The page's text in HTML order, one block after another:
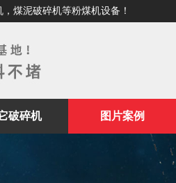
煤泥破碎机等粉煤机设备！
破碎机 图片案例